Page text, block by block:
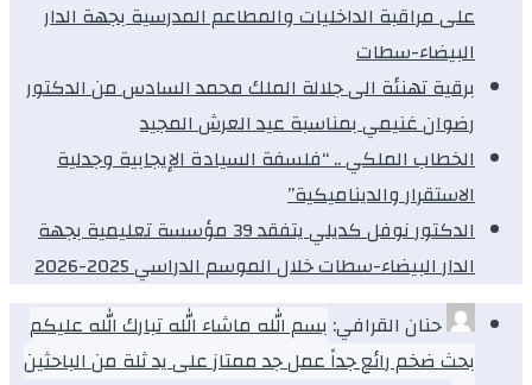
على مراقبة الداخليات والمطاعم المدرسية بجهة الدار
البيضاء-سطات
برقية تهنئة الى جلالة الملك محمد السادس من الدكتور
رضوان غنيمي بمناسبة عيد العرش المجيد
الخطاب الملكي .. “فلسفة السيادة الإيجابية وجدلية
الاستقرار والديناميكية”
الدكتور نوفل كديلي يتفقد 39 مؤسسة تعليمية بجهة
الدار البيضاء-سطات خلال الموسم الدراسي 2025-2026
حنان القرافي: بسم الله ماشاء الله تبارك الله عليكم
بحث ضخم رائع جداً عمل جد ممتاز على يد ثلة من الباحثين